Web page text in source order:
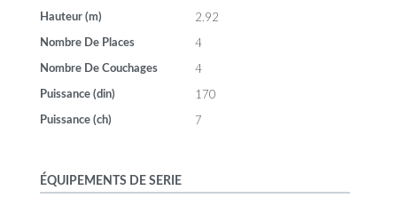
Hauteur (m) 2.92
Nombre De Places 4
Nombre De Couchages 4
Puissance (din) 170
Puissance (ch) 7
ÉQUIPEMENTS DE SERIE